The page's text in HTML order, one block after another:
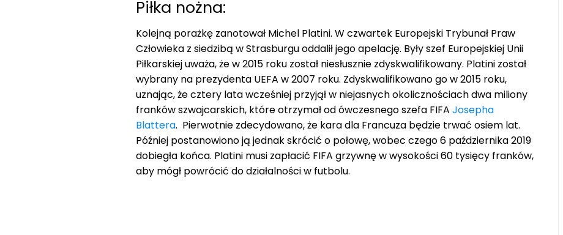
Piłka nożna:
Kolejną porażkę zanotował Michel Platini. W czwartek Europejski Trybunał Praw
Człowieka z siedzibą w Strasburgu oddalił jego apelację. Były szef Europejskiej Unii
Piłkarskiej uważa, że w 2015 roku został niesłusznie zdyskwalifikowany. Platini został
wybrany na prezydenta UEFA w 2007 roku. Zdyskwalifikowano go w 2015 roku,
uznając, że cztery lata wcześniej przyjął w niejasnych okolicznościach dwa miliony
franków szwajcarskich, które otrzymał od ówczesnego szefa FIFA Josepha
Blattera. Pierwotnie zdecydowano, że kara dla Francuza będzie trwać osiem lat.
Później postanowiono ją jednak skrócić o połowę, wobec czego 6 października 2019
dobiegła końca. Platini musi zapłacić FIFA grzywnę w wysokości 60 tysięcy franków,
aby mógł powrócić do działalności w futbolu.